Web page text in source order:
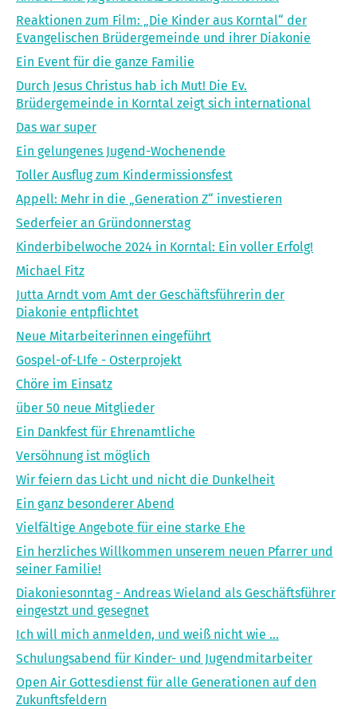
Reaktionen zum Film: „Die Kinder aus Korntal“ der
Evangelischen Brüdergemeinde und ihrer Diakonie
Ein Event für die ganze Familie
Durch Jesus Christus hab ich Mut! Die Ev.
Brüdergemeinde in Korntal zeigt sich international
Das war super
Ein gelungenes Jugend-Wochenende
Toller Ausflug zum Kindermissionsfest
Appell: Mehr in die „Generation Z“ investieren
Sederfeier an Gründonnerstag
Kinderbibelwoche 2024 in Korntal: Ein voller Erfolg!
Michael Fitz
Jutta Arndt vom Amt der Geschäftsführerin der
Diakonie entpflichtet
Neue Mitarbeiterinnen eingeführt
Gospel-of-LIfe - Osterprojekt
Chöre im Einsatz
über 50 neue Mitglieder
Ein Dankfest für Ehrenamtliche
Versöhnung ist möglich
Wir feiern das Licht und nicht die Dunkelheit
Ein ganz besonderer Abend
Vielfältige Angebote für eine starke Ehe
Ein herzliches Willkommen unserem neuen Pfarrer und
seiner Familie!
Diakoniesonntag - Andreas Wieland als Geschäftsführer
eingestzt und gesegnet
Ich will mich anmelden, und weiß nicht wie ...
Schulungsabend für Kinder- und Jugendmitarbeiter
Open Air Gottesdienst für alle Generationen auf den
Zukunftsfeldern